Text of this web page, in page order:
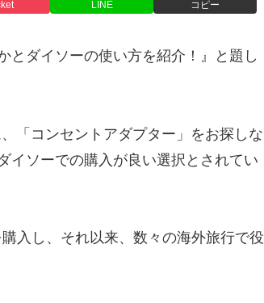
LINE コピー
とダイソーの使い方を紹介！』と題し
「コンセントアダプター」をお探しな
イソーでの購入が良い選択とされてい
入し、それ以来、数々の海外旅行で役